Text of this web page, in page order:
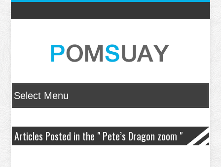
Articles Posted in the " Pete’s Dragon zoom "
Category